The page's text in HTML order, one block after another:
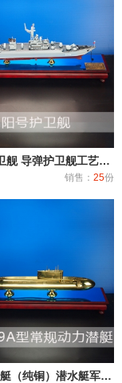
绵阳号护卫舰 导弹护卫舰工艺船航模纪念摆件展览收藏品送礼
销售： 25份
039A型潜艇（纯铜）潜水艇军舰|潜水船|中型或小型（袖珍潜艇、潜水器）和水下自动机械装置